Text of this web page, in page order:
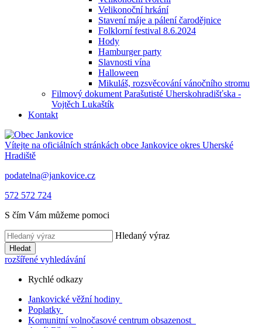
Velikonoční hrkání
Stavení máje a pálení čarodějnice
Folklorní festival 8.6.2024
Hody
Hamburger party
Slavnosti vína
Halloween
Mikuláš, rozsvěcování vánočního stromu
Filmový dokument Parašutisté Uherskohradišťska -
Vojtěch Lukaštík
Kontakt
Vítejte na oficiálních stránkách obce Jankovice okres Uherské
Hradiště
podatelna@jankovice.cz
572 572 724
S čím Vám můžeme pomoci
Hledaný výraz
Hledat
rozšířené vyhledávání
Rychlé odkazy
Jankovické věžní hodiny
Poplatky
Komunitní volnočasové centrum obsazenost